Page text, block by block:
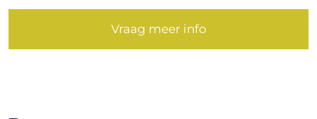
Vraag meer info